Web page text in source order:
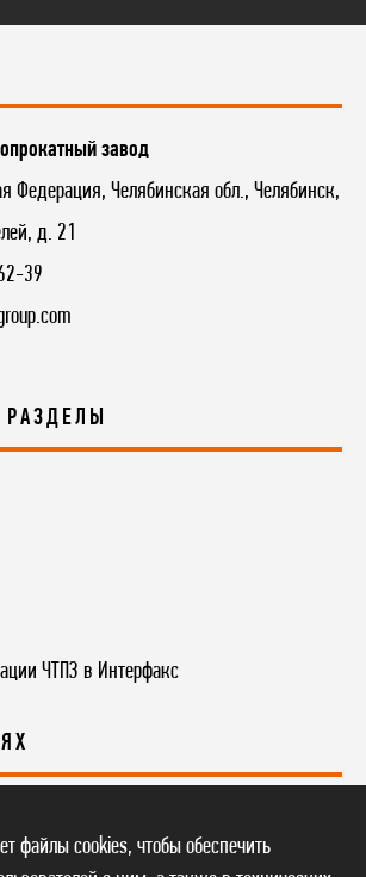
завод
Федерация, Челябинская обл., Челябинск,
д. 21
39
ЧТПЗ в Интерфакс
файлы cookies, чтобы обеспечить